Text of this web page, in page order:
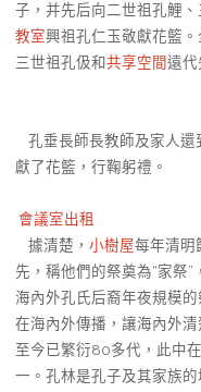
子，并先后向二世祖孔鯉、
教室興祖孔仁玉敬獻花籃
三世祖孔伋和共享空間遠代
孔垂長師長教師及家人還
獻了花籃，行鞠躬禮。
會議室出租
據清楚， 小樹屋每年清明
先，稱他們的祭奠為“家祭
海內外孔氏后裔年夜規模
在海內外傳播，讓海內外
至今已繁衍80多代，此中
一。孔林是孔子及其家族